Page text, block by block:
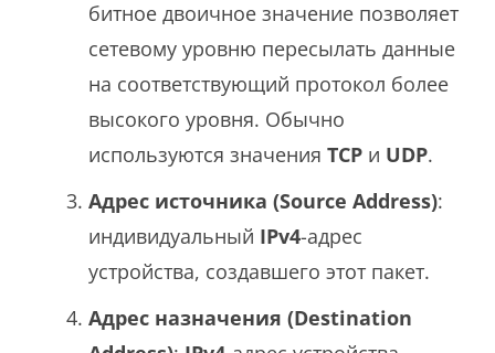
битное двоичное значение позволяет
сетевому уровню пересылать данные
на соответствующий протокол более
высокого уровня. Обычно
используются значения TCP и UDP.
Адрес источника (Source Address):
индивидуальный IPv4-адрес
устройства, создавшего этот пакет.
Адрес назначения (Destination